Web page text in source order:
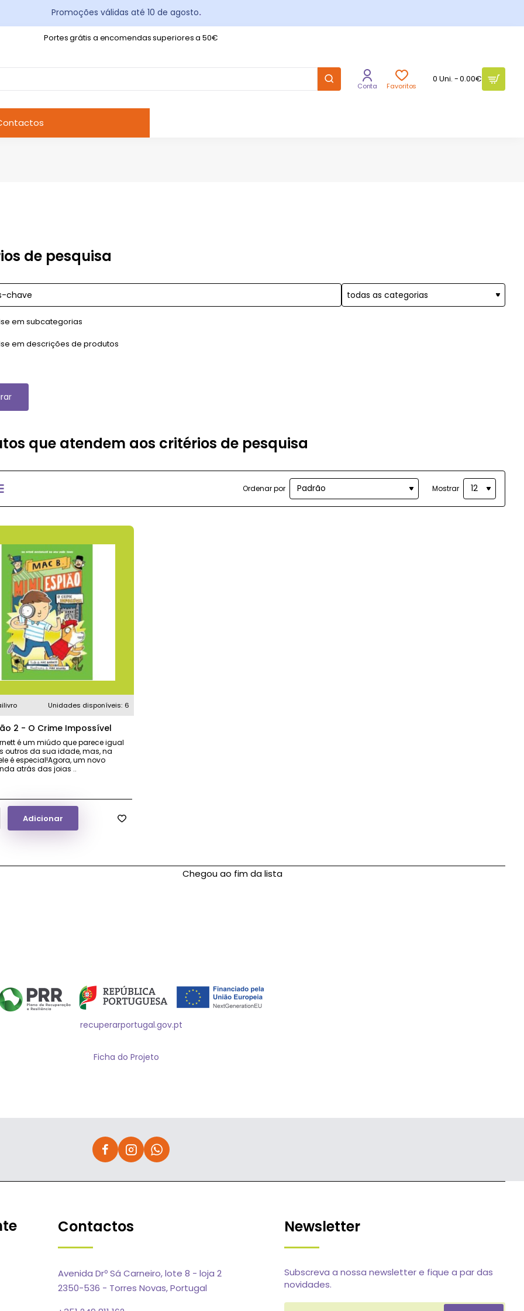
Promoções válidas até 10 de agosto.
Portes grátis a encomendas superiores a 50€
Conta Favoritos
0 Uni. - 0.00€
de pesquisa
em subcategorias
em descrições de produtos
que atendem aos critérios de pesquisa
Ordenar por Mostrar
Unidades disponíveis: 6
2 - O Crime Impossível
é um miúdo que parece igual
outros da sua idade, mas, na
é especial!Agora, um novo
atrás das joias ..
Adicionar
Chegou ao fim da lista
recuperarportugal.gov.pt
Ficha do Projeto
Contactos
Avenida Drº Sá Carneiro, lote 8 - loja 2
2350-536 - Torres Novas, Portugal
Newsletter
Subscreva a nossa newsletter e fique a par das
novidades.
Insere